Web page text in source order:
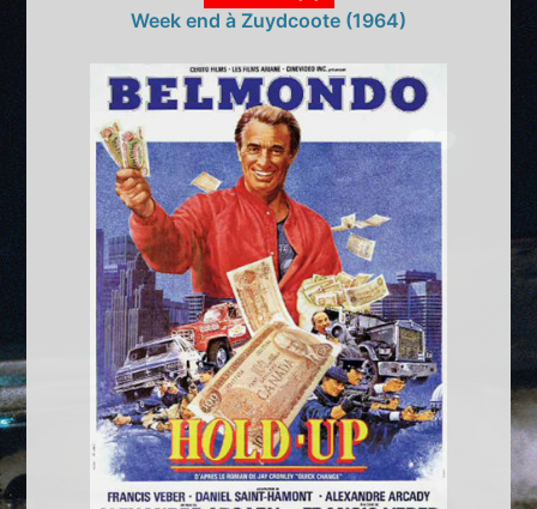
Week end à Zuydcoote (1964)